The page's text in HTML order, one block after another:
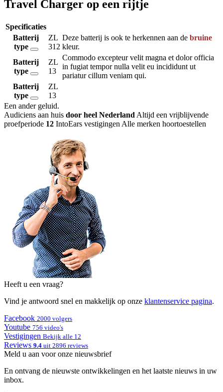
Travel Charger op een rijtje
Specificaties
Batterij
type
ZL
312
Deze batterij is ook te herkennen aan de bruine
kleur.
Batterij
type
ZL
13
Commodo excepteur velit magna et dolor officia
in fugiat tempor nulla velit eu incididunt ut
pariatur cillum veniam qui.
Batterij
type
ZL
13
Een ander geluid.
Audiciens aan huis door heel Nederland Altijd een vrijblijvende
proefperiode 12 IntoEars vestigingen Alle merken hoortoestellen
Heeft u een vraag?
Vind je antwoord snel en makkelijk op onze klantenservice pagina.
Facebook 2000 volgers
Youtube 756 video's
Vestigingen Bekijk alle 12
Reviews 9.4 uit 2896 reviews
Meld u aan voor onze nieuwsbrief
En ontvang de nieuwste ontwikkelingen en het laatste nieuws in uw
inbox.